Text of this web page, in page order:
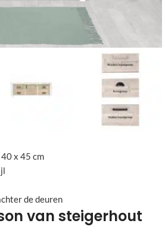
x 45 cm
de deuren
van steigerhout